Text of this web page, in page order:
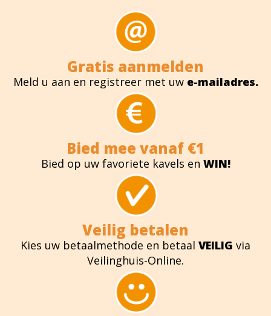
Gratis aanmelden
Meld u aan en registreer met uw e-mailadres.
Bied mee vanaf €1
Bied op uw favoriete kavels en WIN!
Veilig betalen
Kies uw betaalmethode en betaal VEILIG via
Veilinghuis-Online.